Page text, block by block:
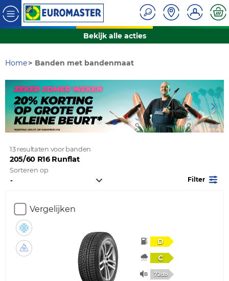
Bekijk alle acties
Home Banden met bandenmaat
13 resultaten voor banden
205/60 R16 Runflat
Sorteren op
Filter
Vergelijken
D
C
72db